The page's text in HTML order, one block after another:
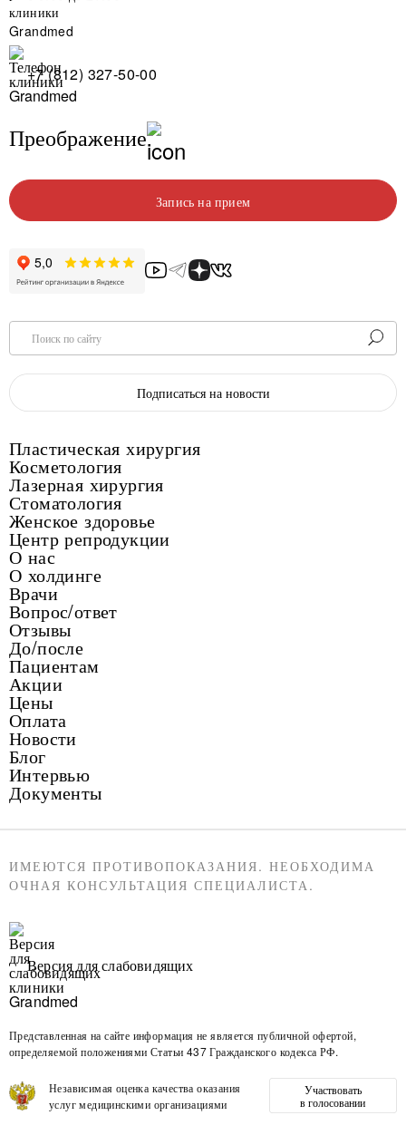
+7 (812) 327-50-00
Преображение
Запись на прием
Поиск по сайту
Подписаться на новости
Пластическая хирургия
Косметология
Лазерная хирургия
Стоматология
Женское здоровье
Центр репродукции
О нас
О холдинге
Врачи
Вопрос/ответ
Отзывы
До/после
Пациентам
Акции
Цены
Оплата
Новости
Блог
Интервью
Документы
ИМЕЮТСЯ ПРОТИВОПОКАЗАНИЯ. НЕОБХОДИМА
ОЧНАЯ КОНСУЛЬТАЦИЯ СПЕЦИАЛИСТА.
Версия для слабовидящих
Представленная на сайте информация не является публичной офертой,
определяемой положениями Статьи 437 Гражданского кодекса РФ.
Независимая оценка качества оказания
услуг медицинскими организациями
Участвовать
в голосовании